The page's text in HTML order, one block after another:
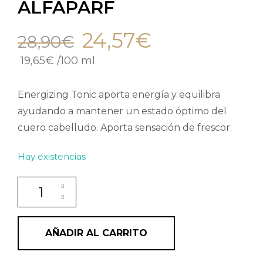
ALFAPARF
28,90€ 24,57€
19,65€ /100 ml
Energizing Tonic aporta energía y equilibra
ayudando a mantener un estado óptimo del
cuero cabelludo. Aporta sensación de frescor.
Hay existencias
Tónico energizante y equilibrante Energizing Tonic
AÑADIR AL CARRITO